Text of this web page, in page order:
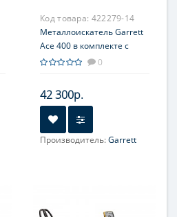
Код товара: 422279-14
Металлоискатель Garrett
Ace 400 в комплекте с
пинпойнтером Pro-Pointer
0
42 300р.
Производитель:Garrett